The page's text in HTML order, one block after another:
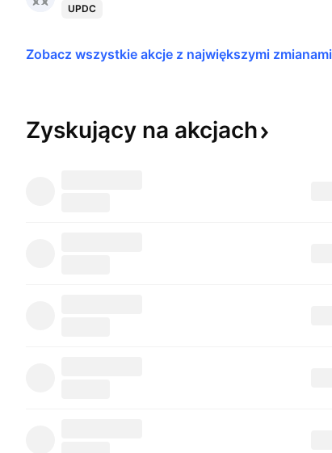
UPDC
Zobacz wszystkie akcje z największymi zmianami
Zyskujący na akcjach